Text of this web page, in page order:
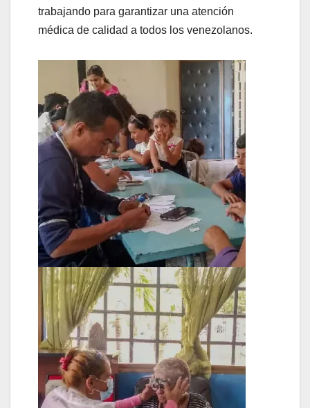
trabajando para garantizar una atención
médica de calidad a todos los venezolanos.